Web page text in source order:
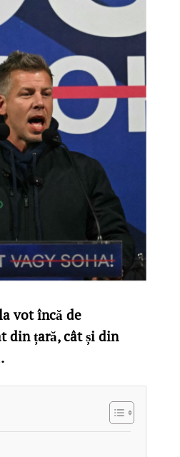
vot încă de
din țară, cât și din